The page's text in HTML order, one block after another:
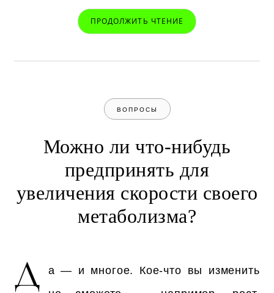
ПРОДОЛЖИТЬ ЧТЕНИЕ
ВОПРОСЫ
Можно ли что-нибудь
предпринять для
увеличения скорости своего
метаболизма?
Д
а — и многое. Кое-что вы изменить